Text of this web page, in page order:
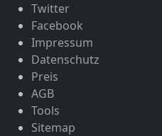
Twitter
Facebook
Impressum
Datenschutz
Preis
AGB
Tools
Sitemap